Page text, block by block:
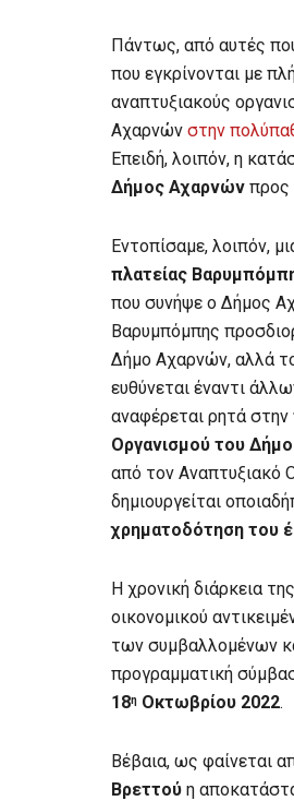
Πάντως, από αυτές
που εγκρίνονται με
αναπτυξιακούς
Αχαρνών στην
Επειδή, λοιπόν, η
Δήμος Αχαρνών προς
Εντοπίσαμε, λοιπόν,
πλατείας
που συνήψε ο Δήμος
Βαρυμπόμπης
Δήμο Αχαρνών, αλλά
ευθύνεται έναντι
αναφέρεται ρητά στην
Οργανισμού του
από τον Αναπτυξιακό
δημιουργείται
χρηματοδότηση του
Η χρονική διάρκεια
οικονομικού
των συμβαλλομένων
προγραμματική
18η Οκτωβρίου 2022.
Βέβαια, ως φαίνεται
Βρεττού η